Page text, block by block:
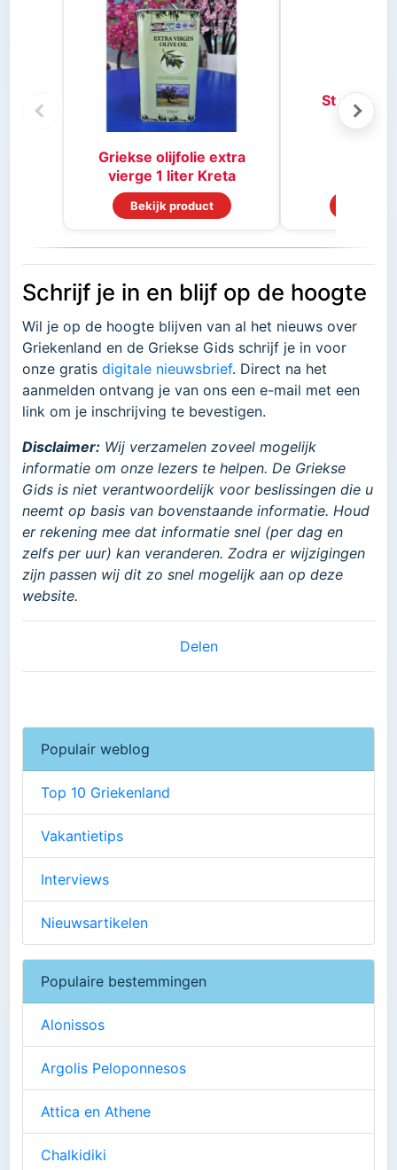
Griekse olijfolie extra
vierge 1 liter Kreta
Bekijk product
Stifado
Schrijf je in en blijf op de hoogte
Wil je op de hoogte blijven van al het nieuws over
Griekenland en de Griekse Gids schrijf je in voor
onze gratis digitale nieuwsbrief. Direct na het
aanmelden ontvang je van ons een e-mail met een
link om je inschrijving te bevestigen.
Disclaimer: Wij verzamelen zoveel mogelijk
informatie om onze lezers te helpen. De Griekse
Gids is niet verantwoordelijk voor beslissingen die u
neemt op basis van bovenstaande informatie. Houd
er rekening mee dat informatie snel (per dag en
zelfs per uur) kan veranderen. Zodra er wijzigingen
zijn passen wij dit zo snel mogelijk aan op deze
website.
Delen
Populair weblog
Top 10 Griekenland
Vakantietips
Interviews
Nieuwsartikelen
Populaire bestemmingen
Alonissos
Argolis Peloponnesos
Attica en Athene
Chalkidiki